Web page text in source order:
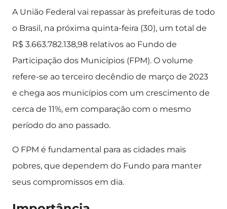
A União Federal vai repassar às prefeituras de todo
o Brasil, na próxima quinta-feira (30), um total de
R$ 3.663.782.138,98 relativos ao Fundo de
Participação dos Municípios (FPM). O volume
refere-se ao terceiro decêndio de março de 2023
e chega aos municípios com um crescimento de
cerca de 11%, em comparação com o mesmo
período do ano passado.
O FPM é fundamental para as cidades mais
pobres, que dependem do Fundo para manter
seus compromissos em dia.